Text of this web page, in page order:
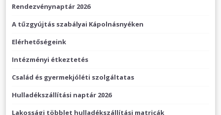
Rendezvénynaptár 2026
A tűzgyújtás szabályai Kápolnásnyéken
Elérhetőségeink
Intézményi étkeztetés
Család és gyermekjóléti szolgáltatas
Hulladékszállítási naptár 2026
Lakossági többlet hulladékszállítási matricák